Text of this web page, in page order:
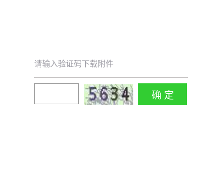
请输入验证码下载附件